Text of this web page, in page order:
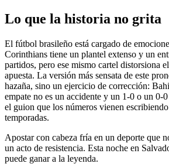
Lo que la historia no grita
El fútbol brasileño está cargado de
Corinthians tiene un plantel extenso y un
partidos, pero ese mismo cartel distorsiona
apuesta. La versión más sensata de este
hazaña, sino un ejercicio de corrección:
empate no es un accidente y un 1-0 o un 0-
el guion que los números vienen
temporadas.
Apostar con cabeza fría en un deporte que
un acto de resistencia. Esta noche en
puede ganar a la leyenda.